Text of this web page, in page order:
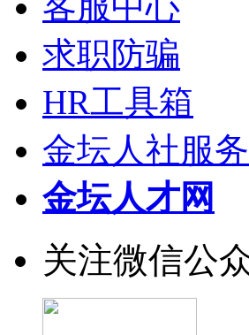
求职防骗
HR工具箱
金坛人社服务
金坛人才网
关注微信公